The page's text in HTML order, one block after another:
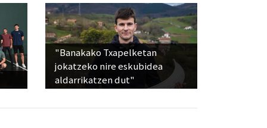
"Banakako Txapelketan
jokatzeko nire eskubidea
aldarrikatzen dut"